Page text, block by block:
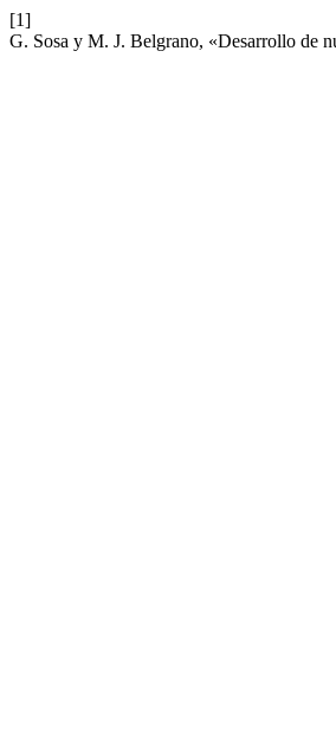
[1]
G. Sosa y M. J. Belgrano, «Desarrollo de